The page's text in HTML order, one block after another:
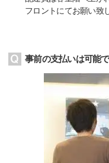
フロントにてお願い致
事前の支払いは可能